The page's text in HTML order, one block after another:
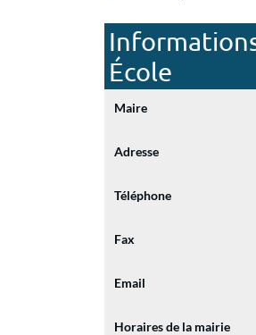
École
Maire
Adresse
Téléphone
Fax
Email
Horaires de la mairie